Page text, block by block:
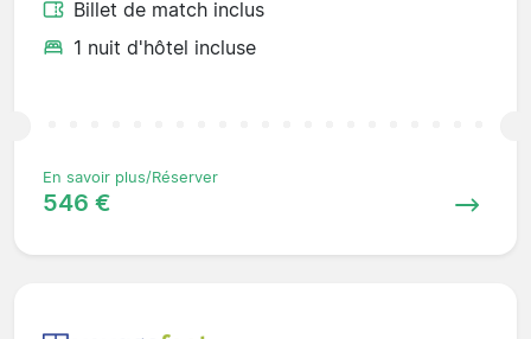
Billet de match inclus
1 nuit d'hôtel incluse
En savoir plus/Réserver
546 €